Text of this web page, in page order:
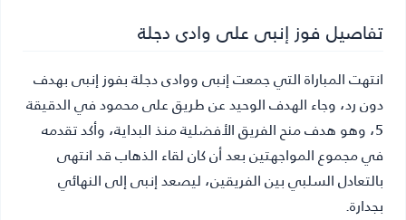
تفاصيل فوز إنبى على وادى دجلة
انتهت المباراة التي جمعت إنبى ووادى دجلة بفوز إنبى بهدف
دون رد، وجاء الهدف الوحيد عن طريق على محمود في الدقيقة
5، وهو هدف منح الفريق الأفضلية منذ البداية، وأكد تقدمه
في مجموع المواجهتين بعد أن كان لقاء الذهاب قد انتهى
بالتعادل السلبي بين الفريقين، ليصعد إنبى إلى النهائي
بجدارة.